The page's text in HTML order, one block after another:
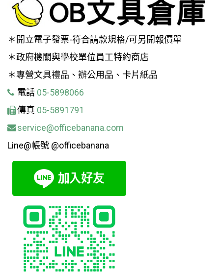
＊開立電子發票-符合請款規格/可另開報價單
＊政府機關與學校單位員工特約商店
＊專營文具禮品、辦公用品、卡片紙品
電話 05-5898066
傳真 05-5891791
service@officebanana.com
Line@帳號 @officebanana